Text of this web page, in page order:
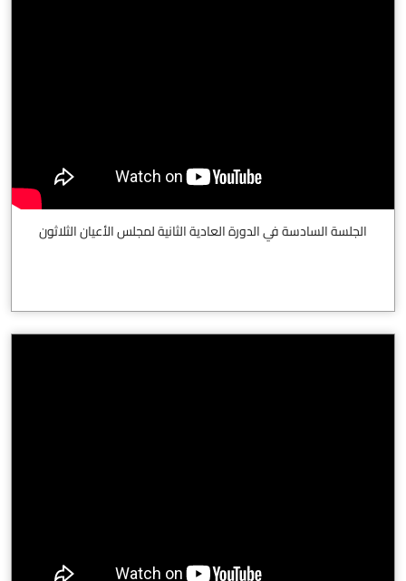
الجلسة السادسة في الدورة العادية الثانية لمجلس الأعيان الثلاثون